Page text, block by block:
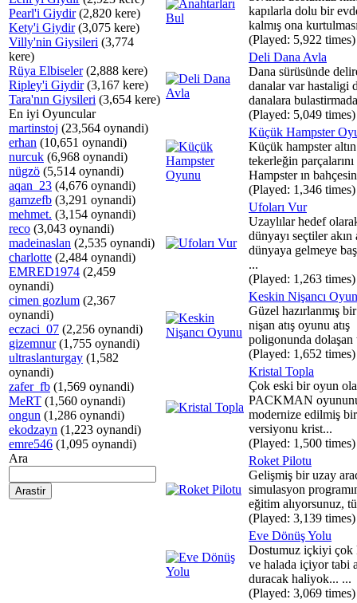
Pearl'i Giydir(2,820 kere)
Kety'i Giydir(3,075 kere)
Villy'nin Giysileri (3,774
kere)
Rüya Elbiseler(2,888 kere)
Ripley'i Giydir(3,167 kere)
Tara'nın Giysileri (3,654 kere)
En iyi Oyuncular
martinstoj (23,564 oynandi)
erhan (10,651 oynandi)
nurcuk (6,968 oynandi)
nügzö (5,514 oynandi)
aqan_23 (4,676 oynandi)
gamzefb (3,291 oynandi)
mehmet. (3,154 oynandi)
reco (3,043 oynandi)
madeinaslan (2,535 oynandi)
charlotte (2,484 oynandi)
EMRED1974 (2,459
oynandi)
cimen gozlum (2,367
oynandi)
eczaci_07 (2,256 oynandi)
gizemnur(1,755 oynandi)
ultraslanturgay (1,582
oynandi)
zafer_fb (1,569 oynandi)
MeRT (1,560 oynandi)
ongun (1,286 oynandi)
ekodzayn (1,223 oynandi)
emre546 (1,095 oynandi)
Ara
kapılarla dolu bir
kalmış ona
(Played: 5,922 times)
Deli Dana Avla
Dana sürüsünde
danalar var hastaligi
danalara
(Played: 5,049 times)
Küçük Hampster
Küçük hampster altın
tekerleğin parçalarını
Hampster ın
(Played: 1,346 times)
Ufoları Vur
Uzaylılar hedef
dünyayı seçtiler akın
dünyaya gelmeye
...
(Played: 1,263 times)
Keskin Nişancı
Güzel hazırlanmış
nişan atış oyunu atış
poligonunda dolaşan
(Played: 1,652 times)
Kristal Topla
Çok eski bir oyun
PACKMAN
modernize edilmiş bir
versiyonu krist...
(Played: 1,500 times)
Roket Pilotu
Gelişmiş bir uzay
simulasyon
eğitim alıyorsunuz,
(Played: 3,139 times)
Eve Dönüş Yolu
Dostumuz içkiyi çok
ve halada içiyor tabi
duracak haliyok... ...
(Played: 3,069 times)